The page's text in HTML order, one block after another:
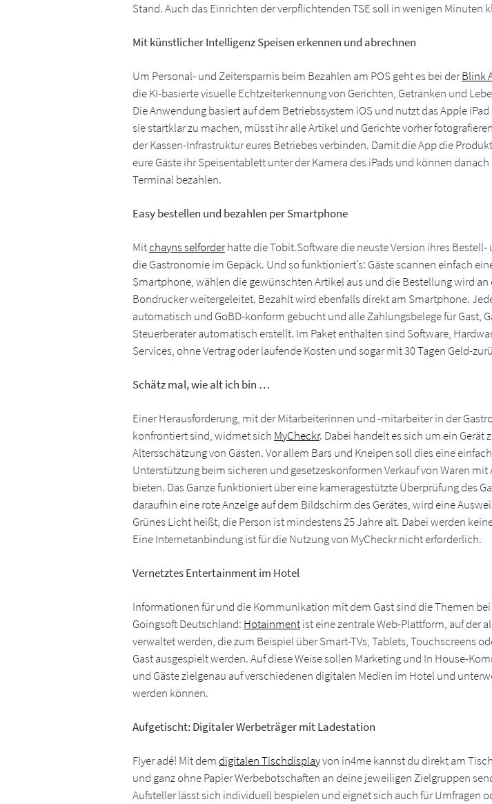
Stand. Auch das Einrichten der verpflichtenden TSE soll in wenigen Minuten
Mit künstlicher Intelligenz Speisen erkennen und abrechnen
Um Personal- und Zeitersparnis beim Bezahlen am POS geht es bei derBlink
die KI-basierte visuelle Echtzeiterkennung von Gerichten, Getränken und
Die Anwendung basiert auf dem Betriebssystem iOS und nutzt das Apple
sie startklar zu machen, müsst ihr alle Artikel und Gerichte vorher
der Kassen-Infrastruktur eures Betriebes verbinden. Damit die App die
eure Gäste ihr Speisentablett unter der Kamera des iPads und können
Terminal bezahlen.
Easy bestellen und bezahlen per Smartphone
Mitchayns selforderhatte die Tobit.Software die neuste Version ihres Bestell-
die Gastronomie im Gepäck. Und so funktioniert’s: Gäste scannen einfach
Smartphone, wählen die gewünschten Artikel aus und die Bestellung wird
Bondrucker weitergeleitet. Bezahlt wird ebenfalls direkt am Smartphone.
automatisch und GoBD-konform gebucht und alle Zahlungsbelege für Gast,
Steuerberater automatisch erstellt. Im Paket enthalten sind Software,
Services, ohne Vertrag oder laufende Kosten und sogar mit 30 Tagen Geld-
Schätz mal, wie alt ich bin …
Einer Herausforderung, mit der Mitarbeiterinnen und -mitarbeiter in der
konfrontiert sind, widmet sich MyCheckr. Dabei handelt es sich um ein Gerät
Altersschätzung von Gästen. Vor allem Bars und Kneipen soll dies eine
Unterstützung beim sicheren und gesetzeskonformen Verkauf von Waren
bieten. Das Ganze funktioniert über eine kameragestützte Überprüfung des
daraufhin eine rote Anzeige auf dem Bildschirm des Gerätes, wird eine
Grünes Licht heißt, die Person ist mindestens 25 Jahre alt. Dabei werden
Eine Internetanbindung ist für die Nutzung von MyCheckr nicht erforderlich.
Vernetztes Entertainment im Hotel
Informationen für und die Kommunikation mit dem Gast sind die Themen
Goingsoft Deutschland: Hotainmentist eine zentrale Web-Plattform, auf der
verwaltet werden, die zum Beispiel über Smart-TVs, Tablets, Touchscreens
Gast ausgespielt werden. Auf diese Weise sollen Marketing und In House-
und Gäste zielgenau auf verschiedenen digitalen Medien im Hotel und
werden können.
Aufgetischt: Digitaler Werbeträger mit Ladestation
Flyer adé! Mit dem digitalen Tischdisplayvon in4me kannst du direkt am
und ganz ohne Papier Werbebotschaften an deine jeweiligen Zielgruppen
Aufsteller lässt sich individuell bespielen und eignet sich auch für Umfragen